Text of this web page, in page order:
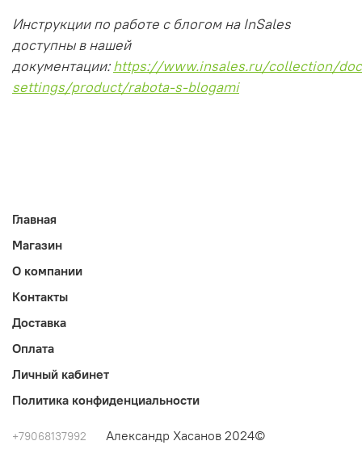
Инструкции по работе с блогом на InSales
доступны в нашей
документации:https://www.insales.ru/collection/
settings/product/rabota-s-blogami
Главная
Магазин
О компании
Контакты
Доставка
Оплата
Личный кабинет
Политика конфиденциальности
+79068137992 Александр Хасанов 2024©